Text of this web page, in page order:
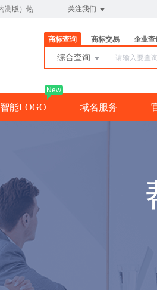
第一企服-中小企业一站式品牌保护平台！（内测版）热线：0791-82327890 关注我们
商标查询 商标交易 企业查
综合查询
智能LOGO
New
域名服务